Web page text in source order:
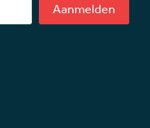
Aanmelden